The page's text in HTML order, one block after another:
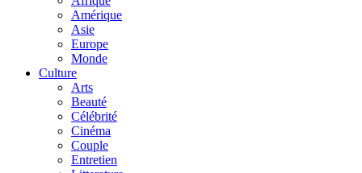
Amérique
Asie
Europe
Monde
Culture
Arts
Beauté
Célébrité
Cinéma
Couple
Entretien